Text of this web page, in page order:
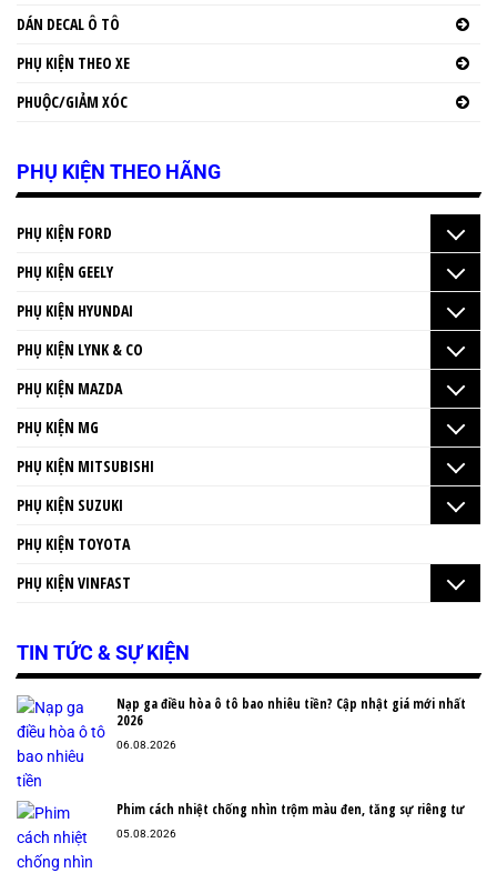
DÁN DECAL Ô TÔ
PHỤ KIỆN THEO XE
PHUỘC/GIẢM XÓC
PHỤ KIỆN THEO HÃNG
PHỤ KIỆN FORD
PHỤ KIỆN GEELY
PHỤ KIỆN HYUNDAI
PHỤ KIỆN LYNK & CO
PHỤ KIỆN MAZDA
PHỤ KIỆN MG
PHỤ KIỆN MITSUBISHI
PHỤ KIỆN SUZUKI
PHỤ KIỆN TOYOTA
PHỤ KIỆN VINFAST
TIN TỨC & SỰ KIỆN
Nạp ga điều hòa ô tô bao nhiêu tiền? Cập nhật giá mới nhất
2026
06.08.2026
Phim cách nhiệt chống nhìn trộm màu đen, tăng sự riêng tư
05.08.2026